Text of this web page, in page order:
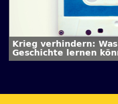
Krieg verhindern:
Geschichte lernen